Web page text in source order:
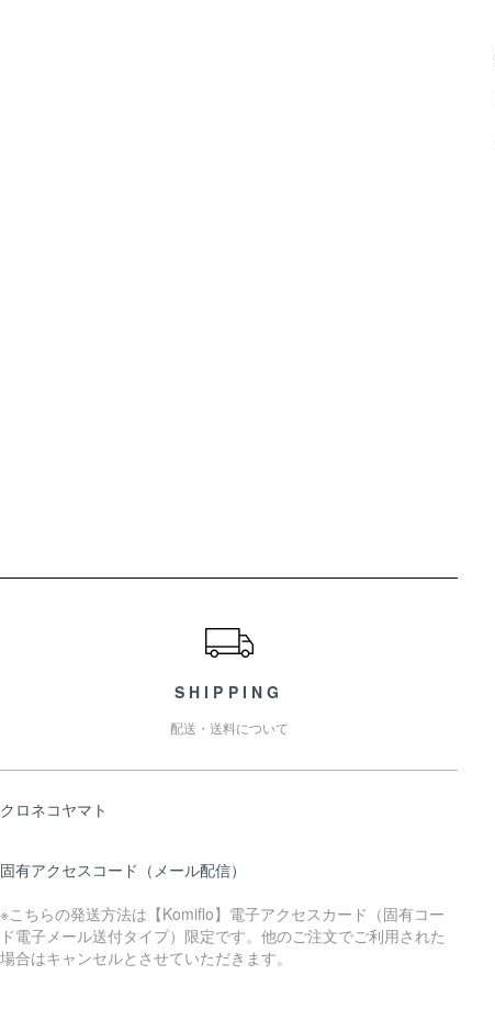
SHIPPING
配送・送料について
クロネコヤマト
固有アクセスコード（メール配信）
※こちらの発送方法は【Komiflo】電子アクセスカード（固有コー
ド電子メール送付タイプ）限定です。他のご注文でご利用された
場合はキャンセルとさせていただきます。